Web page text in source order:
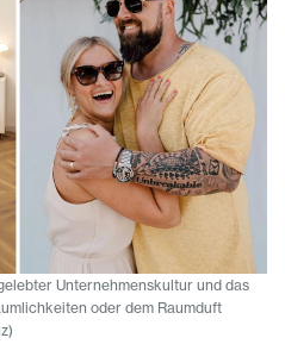
Unternehmenskultur und das
oder dem Raumduft